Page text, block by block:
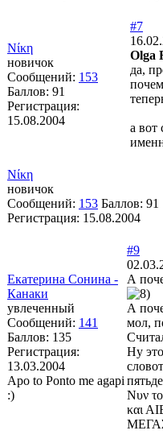
Νίκη
новичок
Сообщений: 153
Баллов: 91
Регистрация:
15.08.2004
#7
Olga
да,
а вот
Νίκη
новичок
Сообщений: 153 Баллов: 91
Регистрация: 15.08.2004
Екатерина Сонина -
Канаки
увлеченный
Сообщений: 141
Баллов: 135
Регистрация:
13.03.2004
Apo to Ponto me agapi
:)
#9
А
А
мол,
Ну
Νυν
και